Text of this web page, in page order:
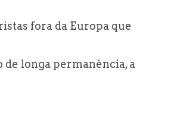
fora da Europa que
de longa permanência, a